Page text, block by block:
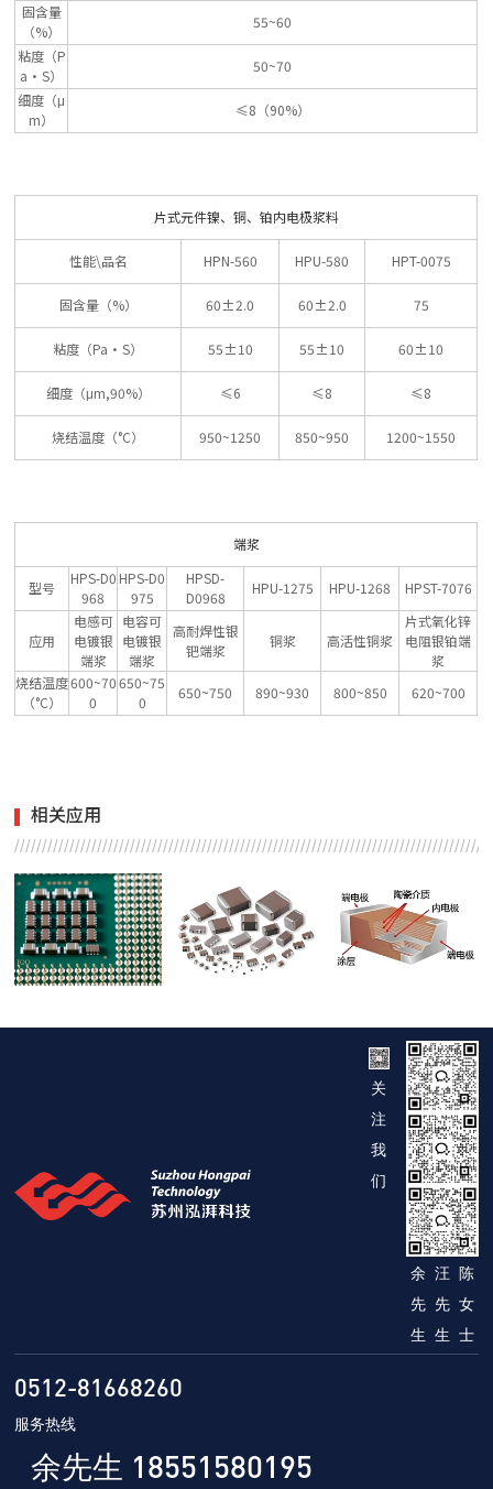
固含量
（%）
55~60
粘度（P
a•S）
50~70
细度（μ
m）
≤8（90%）
片式元件镍、铜、铂内电极浆料
性能\品名 HPN-560 HPU-580 HPT-0075
固含量（%） 60±2.0 60±2.0 75
粘度（Pa•S） 55±10 55±10 60±10
细度（μm,90%） ≤6 ≤8 ≤8
烧结温度（°C） 950~1250 850~950 1200~1550
端浆
型号
HPS-D0
968
HPS-D0
975
HPSD-
D0968
HPU-1275 HPU-1268 HPST-7076
应用
电感可
电镀银
端浆
电容可
电镀银
端浆
高耐焊性银
钯端浆
铜浆 高活性铜浆
片式氧化锌
电阻银铂端
浆
烧结温度
（°C）
600~70
0
650~75
0
650~750 890~930 800~850 620~700
相关应用
关
注
我
们
余
先
生
汪
先
生
陈
女
士
0512-81668260
服务热线
余先生 18551580195